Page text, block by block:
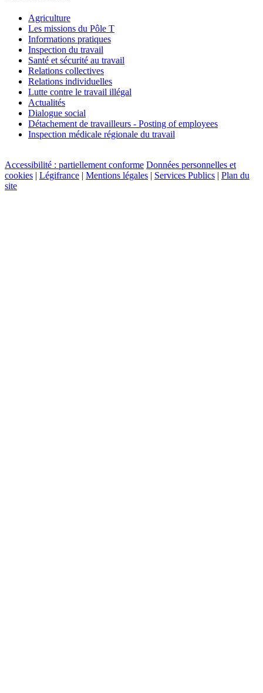
Agriculture
Les missions du Pôle T
Informations pratiques
Inspection du travail
Santé et sécurité au travail
Relations collectives
Relations individuelles
Lutte contre le travail illégal
Actualités
Dialogue social
Détachement de travailleurs - Posting of employees
Inspection médicale régionale du travail
Accessibilité : partiellement conforme Données personnelles et
cookies | Légifrance | Mentions légales | Services Publics | Plan du
site